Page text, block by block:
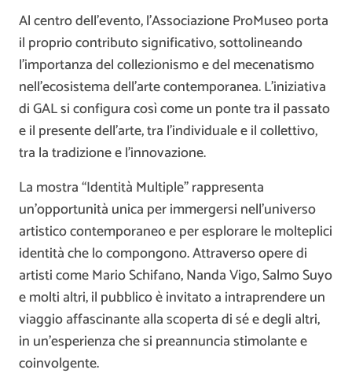
Al centro dell’evento, l’Associazione ProMuseo porta
il proprio contributo significativo, sottolineando
l’importanza del collezionismo e del mecenatismo
nell’ecosistema dell’arte contemporanea. L’iniziativa
di GAL si configura così come un ponte tra il passato
e il presente dell’arte, tra l’individuale e il collettivo,
tra la tradizione e l’innovazione.
La mostra “Identità Multiple” rappresenta
un’opportunità unica per immergersi nell’universo
artistico contemporaneo e per esplorare le molteplici
identità che lo compongono. Attraverso opere di
artisti come Mario Schifano, Nanda Vigo, Salmo Suyo
e molti altri, il pubblico è invitato a intraprendere un
viaggio affascinante alla scoperta di sé e degli altri,
in un’esperienza che si preannuncia stimolante e
coinvolgente.